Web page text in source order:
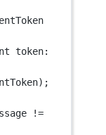
token:
!=